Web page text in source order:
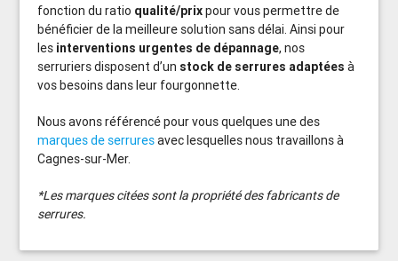
fonction du ratio qualité/prixpour vous permettre de
bénéficier de la meilleure solution sans délai. Ainsi pour
les interventions urgentes de dépannage, nos
serruriers disposent d’un stock de serrures adaptées à
vos besoins dans leur fourgonnette.
Nous avons référencé pour vous quelques une des
marques de serruresavec lesquelles nous travaillons à
Cagnes-sur-Mer.
*Les marques citées sont la propriété des fabricants de
serrures.